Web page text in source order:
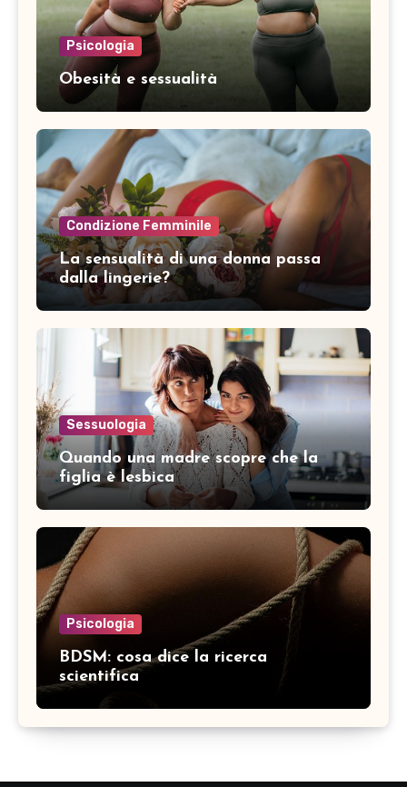
Psicologia
Obesità e sessualità
Condizione Femminile
La sensualità di una donna passa
dalla lingerie?
Sessuologia
Quando una madre scopre che la
figlia è lesbica
Psicologia
BDSM: cosa dice la ricerca
scientifica